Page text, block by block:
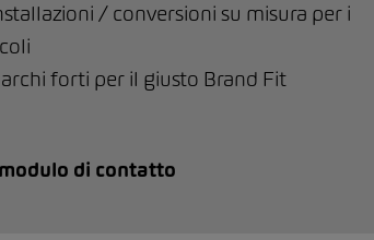
/ conversioni su misura per i
forti per il giusto Brand Fit
di contatto